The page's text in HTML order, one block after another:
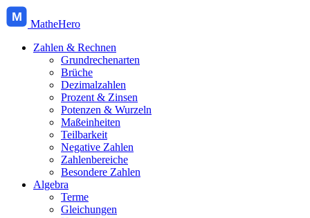
M
MatheHero
Zahlen & Rechnen
Grundrechenarten
Brüche
Dezimalzahlen
Prozent & Zinsen
Potenzen & Wurzeln
Maßeinheiten
Teilbarkeit
Negative Zahlen
Zahlenbereiche
Besondere Zahlen
Algebra
Terme
Gleichungen